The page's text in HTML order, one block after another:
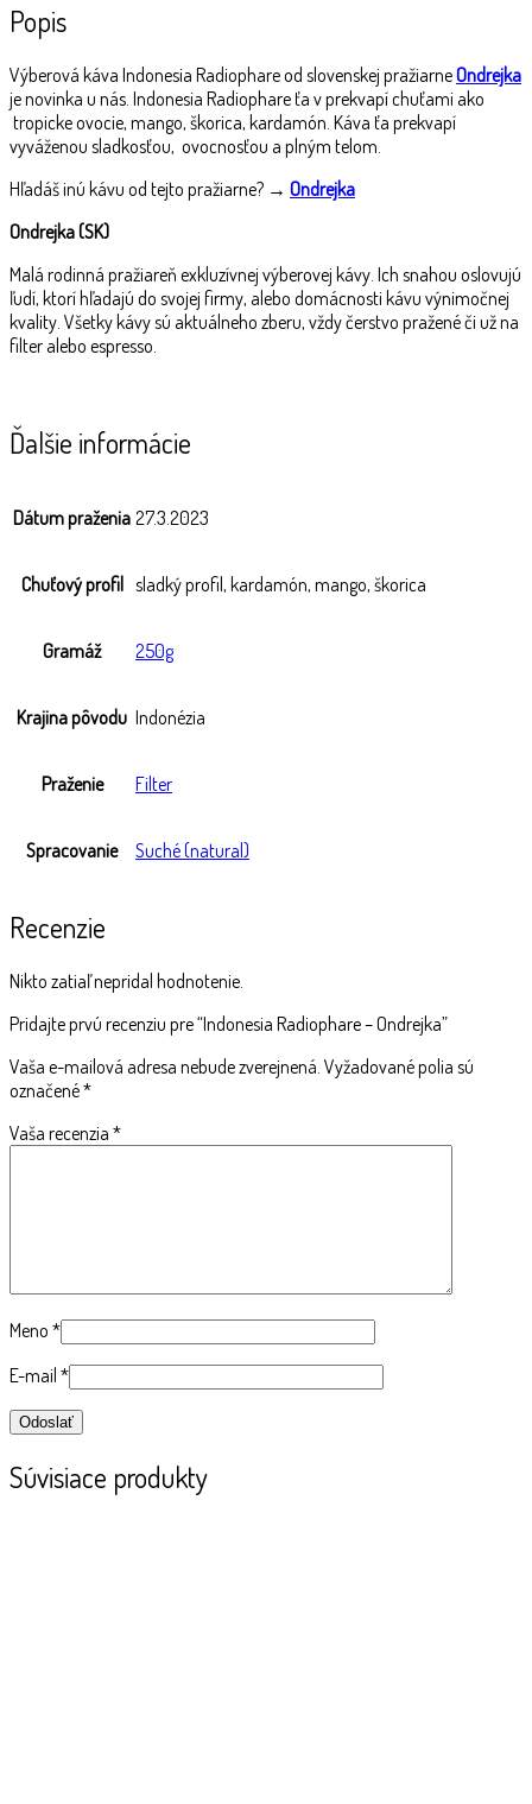
Popis
Výberová káva Indonesia Radiophare od slovenskej pražiarneOndrejka
je novinka u nás. Indonesia Radiophare ťa v prekvapí chuťami ako
tropicke ovocie, mango, škorica, kardamón. Káva ťa prekvapí
vyváženou sladkosťou, ovocnosťou a plným telom.
Hľadáš inú kávu od tejto pražiarne? → Ondrejka
Ondrejka (SK)
Malá rodinná pražiareň exkluzívnej výberovej kávy. Ich snahou oslovujú
ľudí, ktorí hľadajú do svojej firmy, alebo domácnosti kávu výnimočnej
kvality. Všetky kávy sú aktuálneho zberu, vždy čerstvo pražené či už na
filter alebo espresso.
Ďalšie informácie
Dátum praženia 27.3.2023
Chuťový profil sladký profil, kardamón, mango, škorica
Gramáž 250g
Krajina pôvodu Indonézia
Praženie Filter
Spracovanie Suché (natural)
Recenzie
Nikto zatiaľ nepridal hodnotenie.
Pridajte prvú recenziu pre “Indonesia Radiophare – Ondrejka”
Vaša e-mailová adresa nebude zverejnená. Vyžadované polia sú
označené*
Vaša recenzia *
Meno *
E-mail *
Súvisiace produkty